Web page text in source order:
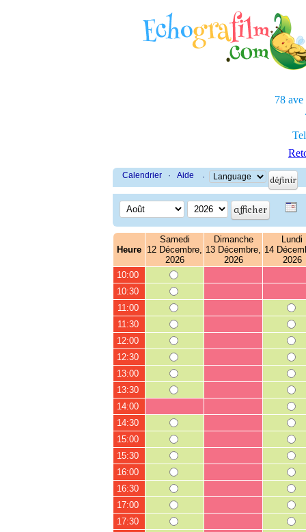
78 ave
Calendrier · Aide ·
Heure
Samedi
12 Décembre,
2026
Dimanche
13 Décembre,
2026
Lundi
14
2026
10:00
10:30
11:00
11:30
12:00
12:30
13:00
13:30
14:00
14:30
15:00
15:30
16:00
16:30
17:00
17:30